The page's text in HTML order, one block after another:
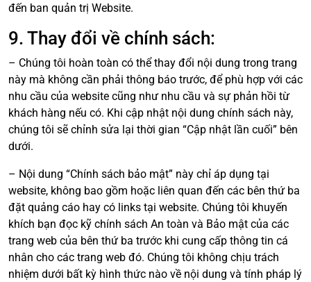
đến ban quản trị Website.
9. Thay đổi về chính sách:
– Chúng tôi hoàn toàn có thể thay đổi nội dung trong trang
này mà không cần phải thông báo trước, để phù hợp với các
nhu cầu của website cũng như nhu cầu và sự phản hồi từ
khách hàng nếu có. Khi cập nhật nội dung chính sách này,
chúng tôi sẽ chỉnh sửa lại thời gian “Cập nhật lần cuối” bên
dưới.
– Nội dung “Chính sách bảo mật” này chỉ áp dụng tại
website, không bao gồm hoặc liên quan đến các bên thứ ba
đặt quảng cáo hay có links tại website. Chúng tôi khuyến
khích bạn đọc kỹ chính sách An toàn và Bảo mật của các
trang web của bên thứ ba trước khi cung cấp thông tin cá
nhân cho các trang web đó. Chúng tôi không chịu trách
nhiệm dưới bất kỳ hình thức nào về nội dung và tính pháp lý